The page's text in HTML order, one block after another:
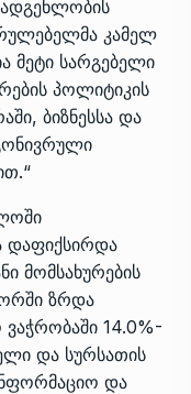
კამელ
მეტი სარგებელი
პოლიტიკის
ბიზნესსა და
დაფიქსირდა
მომსახურების
ზრდა
14.0%-
და სურსათის
და